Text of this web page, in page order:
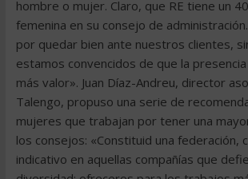
hombre o mujer. Claro, que RE tiene un
femenina en su consejo de
por quedar bien ante nuestros clientes,
estamos convencidos de que la
más valor». Juan Díaz-Andreu, director
Talengo, propuso una serie de
mujeres que trabajan por tener una
los consejos: «Constituid una federación,
indicativo en aquellas compañías que